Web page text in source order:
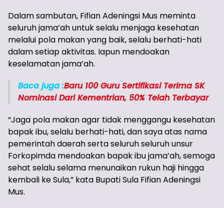
Dalam sambutan, Fifian Adeningsi Mus meminta
seluruh jama’ah untuk selalu menjaga kesehatan
melalui pola makan yang baik, selalu berhati-hati
dalam setiap aktivitas. Iapun mendoakan
keselamatan jama’ah.
Baca juga :Baru 100 Guru Sertifikasi Terima SK
Nominasi Dari Kementrian, 50% Telah Terbayar
“Jaga pola makan agar tidak menggangu kesehatan
bapak ibu, selalu berhati-hati, dan saya atas nama
pemerintah daerah serta seluruh seluruh unsur
Forkopimda mendoakan bapak ibu jama’ah, semoga
sehat selalu selama menunaikan rukun haji hingga
kembali ke Sula,” kata Bupati Sula Fifian Adeningsi
Mus.